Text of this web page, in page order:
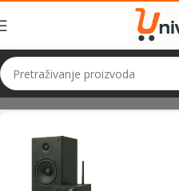
Početna Viewsonic